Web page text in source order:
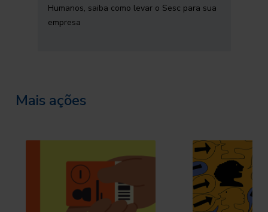
Humanos, saiba como levar o Sesc para sua
empresa
Mais ações